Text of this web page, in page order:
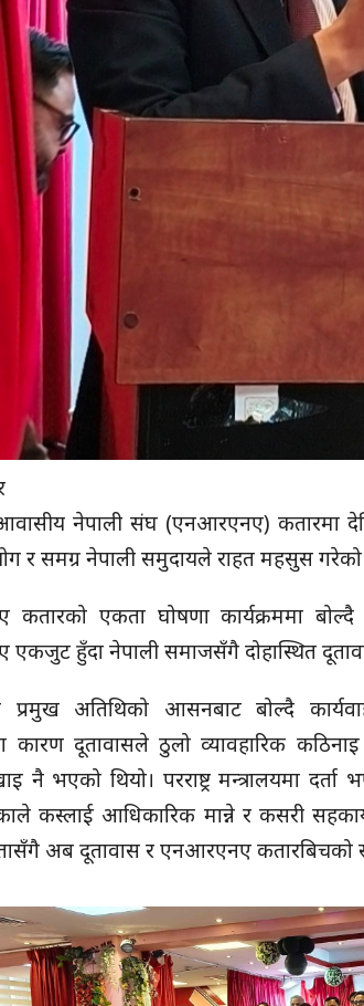
नेपाली संघ (एनआरएनए) कतारमा
र समग्र नेपाली समुदायले राहत महसुस
एकता घोषणा कार्यक्रममा
हुँदा नेपाली समाजसँगै दोहास्थित
प्रमुख अतिथिको आसनबाट बोल्दै
कारण दूतावासले ठुलो व्यावहारिक
नै भएको थियो। परराष्ट्र मन्त्रालयमा
कस्लाई आधिकारिक मान्ने र कसरी
अब दूतावास र एनआरएनए कतारबिचको